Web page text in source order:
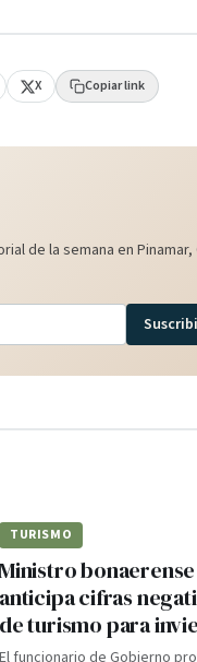
X Copiar link
de la semana en
TURISMO
Ministro bonaerense
anticipa cifras
de turismo para
El funcionario de Gobierno